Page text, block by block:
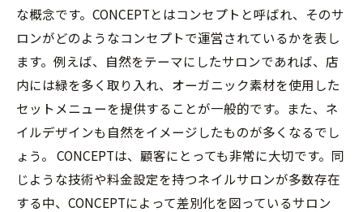
な概念です。CONCEPTとはコンセプトと呼ばれ、そのサ
ロンがどのようなコンセプトで運営されているかを表し
ます。例えば、自然をテーマにしたサロンであれば、店
内には緑を多く取り入れ、オーガニック素材を使用した
セットメニューを提供することが一般的です。また、ネ
イルデザインも自然をイメージしたものが多くなるでし
ょう。 CONCEPTは、顧客にとっても非常に大切です。同
じような技術や料金設定を持つネイルサロンが多数存在
する中、CONCEPTによって差別化を図っているサロン